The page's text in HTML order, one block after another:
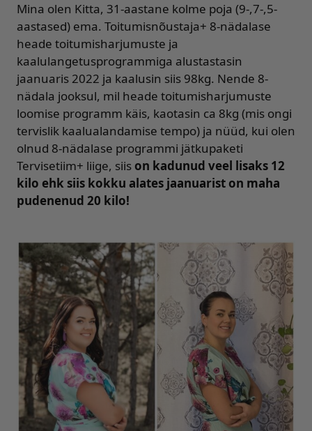
Mina olen Kitta, 31-aastane kolme poja (9-,7-,5-
aastased) ema. Toitumisnõustaja+ 8-nädalase
heade toitumisharjumuste ja
kaalulangetusprogrammiga alustastasin
jaanuaris 2022 ja kaalusin siis 98kg. Nende 8-
nädala jooksul, mil heade toitumisharjumuste
loomise programm käis, kaotasin ca 8kg (mis ongi
tervislik kaalualandamise tempo) ja nüüd, kui olen
olnud 8-nädalase programmi jätkupaketi
Tervisetiim+ liige, siis on kadunud veel lisaks 12
kilo ehk siis kokku alates jaanuarist on maha
pudenenud 20 kilo!